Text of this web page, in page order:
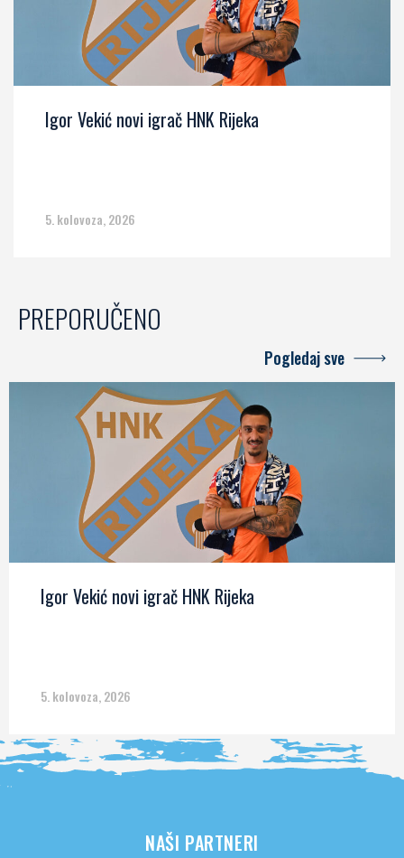
Igor Vekić novi igrač HNK Rijeka
5. kolovoza, 2026
PREPORUČENO
Pogledaj sve
Igor Vekić novi igrač HNK Rijeka
5. kolovoza, 2026
NAŠI PARTNERI